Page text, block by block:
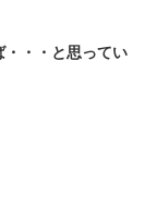
・・・と思ってい